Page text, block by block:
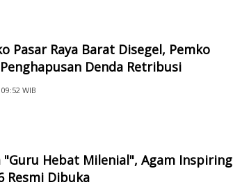
Pasar Raya Barat Disegel, Pemko
Denda Retribusi
WIB
"Guru Hebat Milenial", Agam Inspiring
Resmi Dibuka